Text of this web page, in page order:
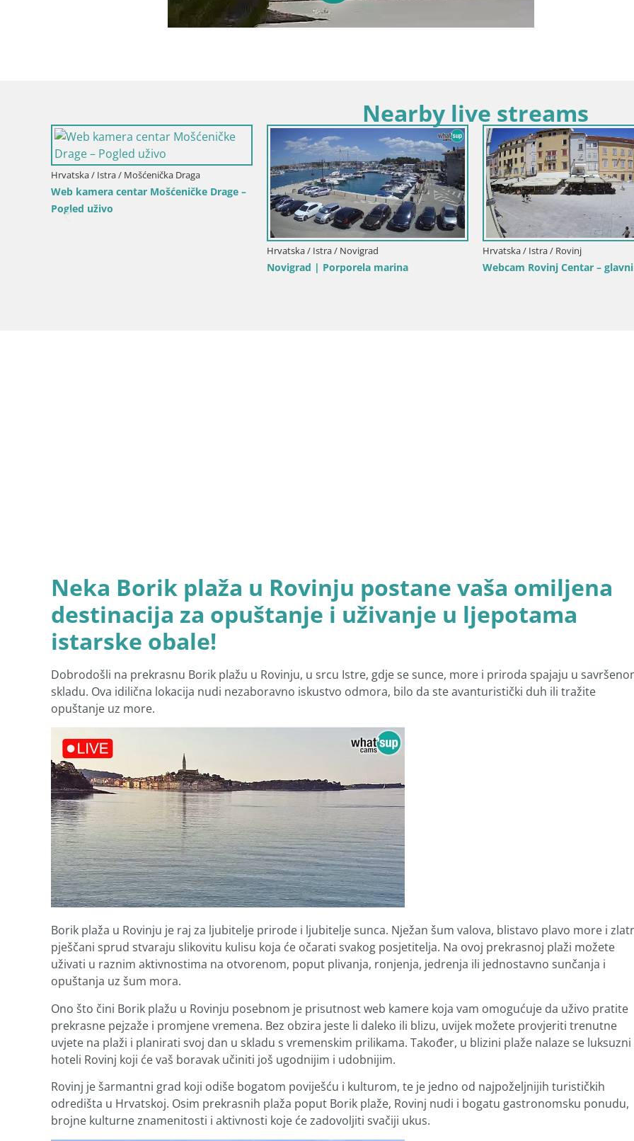
Nearby live streams
Hrvatska / Istra / Mošćenička Draga
Web kamera plaža Sv. Ivan | Mošćenička
Draga
Hrvatska / Istra / Bale
Bale Trg La Musa web kamera – Istra
Hrvatska / Istra / Fažana
Fažana web kamera riva i
Neka Borik plaža u Rovinju postane vaša omiljena
destinacija za opuštanje i uživanje u ljepotama
istarske obale!
Dobrodošli na prekrasnu Borik plažu u Rovinju, u srcu Istre, gdje se sunce, more i priroda spajaju u
skladu. Ova idilična lokacija nudi nezaboravno iskustvo odmora, bilo da ste avanturistički duh ili tražite
opuštanje uz more.
Borik plaža u Rovinju je raj za ljubitelje prirode i ljubitelje sunca. Nježan šum valova, blistavo plavo more i
pješčani sprud stvaraju slikovitu kulisu koja će očarati svakog posjetitelja. Na ovoj prekrasnoj plaži možete
uživati u raznim aktivnostima na otvorenom, poput plivanja, ronjenja, jedrenja ili jednostavno sunčanja i
opuštanja uz šum mora.
Ono što čini Borik plažu u Rovinju posebnom je prisutnost web kamere koja vam omogućuje da uživo pratite
prekrasne pejzaže i promjene vremena. Bez obzira jeste li daleko ili blizu, uvijek možete provjeriti trenutne
uvjete na plaži i planirati svoj dan u skladu s vremenskim prilikama. Također, u blizini plaže nalaze se luksuzni
hoteli Rovinj koji će vaš boravak učiniti još ugodnijim i udobnijim.
Rovinj je šarmantni grad koji odiše bogatom poviješću i kulturom, te je jedno od najpoželjnijih turističkih
odredišta u Hrvatskoj. Osim prekrasnih plaža poput Borik plaže, Rovinj nudi i bogatu gastronomsku ponudu,
brojne kulturne znamenitosti i aktivnosti koje će zadovoljiti svačiji ukus.